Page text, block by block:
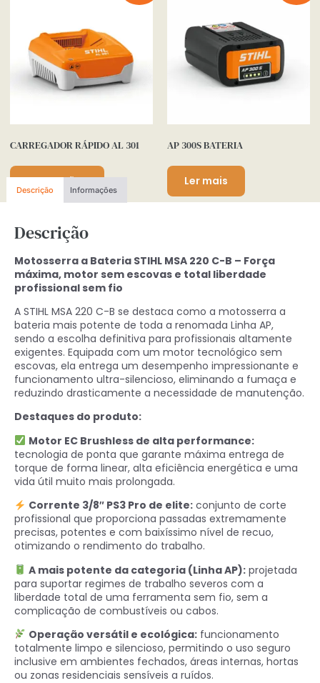
CARREGADOR RÁPIDO AL 301
Ver opções
AP 300S BATERIA
Ler mais
Descrição Informações
Descrição
Motosserra a Bateria STIHL MSA 220 C-B – Força
máxima, motor sem escovas e total liberdade
profissional sem fio
A STIHL MSA 220 C-B se destaca como a motosserra a
bateria mais potente de toda a renomada Linha AP,
sendo a escolha definitiva para profissionais altamente
exigentes. Equipada com um motor tecnológico sem
escovas, ela entrega um desempenho impressionante e
funcionamento ultra-silencioso, eliminando a fumaça e
reduzindo drasticamente a necessidade de manutenção.
Destaques do produto:
Motor EC Brushless de alta performance:
tecnologia de ponta que garante máxima entrega de
torque de forma linear, alta eficiência energética e uma
vida útil muito mais prolongada.
Corrente 3/8″ PS3 Pro de elite:conjunto de corte
profissional que proporciona passadas extremamente
precisas, potentes e com baixíssimo nível de recuo,
otimizando o rendimento do trabalho.
A mais potente da categoria (Linha AP):projetada
para suportar regimes de trabalho severos com a
liberdade total de uma ferramenta sem fio, sem a
complicação de combustíveis ou cabos.
Operação versátil e ecológica:funcionamento
totalmente limpo e silencioso, permitindo o uso seguro
inclusive em ambientes fechados, áreas internas, hortas
ou zonas residenciais sensíveis a ruídos.